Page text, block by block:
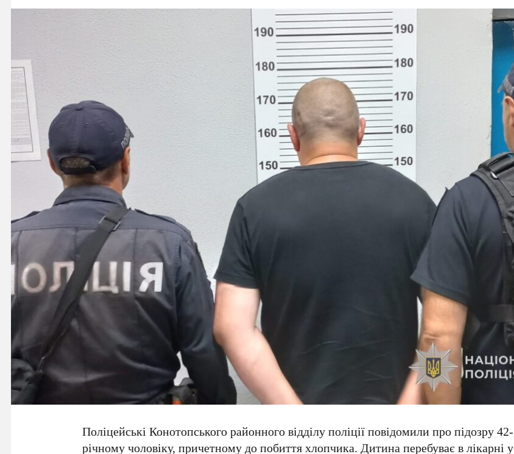
Поліцейські Конотопського районного відділу поліції повідомили про підозру 42-
річному чоловіку, причетному до побиття хлопчика. Дитина перебуває в лікарні у